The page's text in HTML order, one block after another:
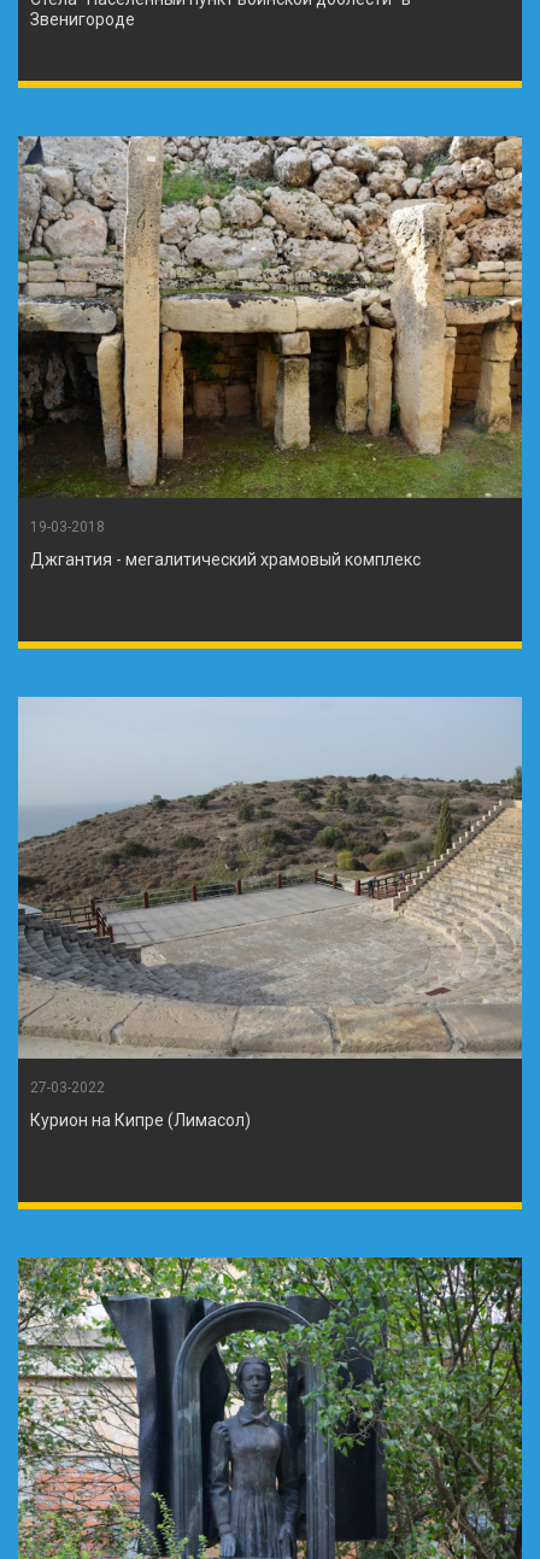
Звенигороде
19-03-2018
Джгантия - мегалитический храмовый комплекс
27-03-2022
Курион на Кипре (Лимасол)